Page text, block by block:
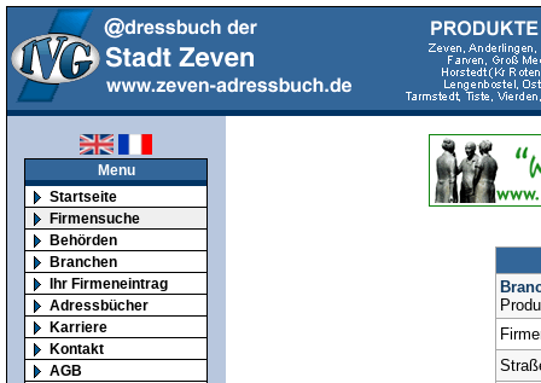
Menu
Startseite
Firmensuche
Behörden
Branchen
Ihr Firmeneintrag
Adressbücher
Karriere
Kontakt
AGB